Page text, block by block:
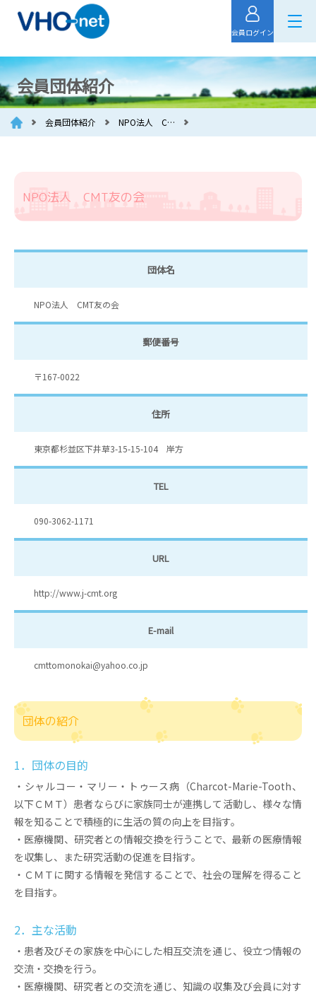
会員ログイン
会員団体紹介
会員団体紹介 NPO法人 C…
NPO法人 CMT友の会
団体名
NPO法人 CMT友の会
郵便番号
〒167-0022
住所
東京都杉並区下井草3-15-15-104 岸方
TEL
090-3062-1171
URL
http://www.j-cmt.org
E-mail
cmttomonokai@yahoo.co.jp
団体の紹介
1．団体の目的
・シャルコー・マリー・トゥース病（Charcot-Marie-Tooth、
以下ＣＭＴ）患者ならびに家族同士が連携して活動し、様々な情
報を知ることで積極的に生活の質の向上を目指す。
・医療機関、研究者との情報交換を行うことで、最新の医療情報
を収集し、また研究活動の促進を目指す。
・ＣＭＴに関する情報を発信することで、社会の理解を得ること
を目指す。
2．主な活動
・患者及びその家族を中心にした相互交流を通じ、役立つ情報の
交流・交換を行う。
・医療機関、研究者との交流を通じ、知識の収集及び会員に対す